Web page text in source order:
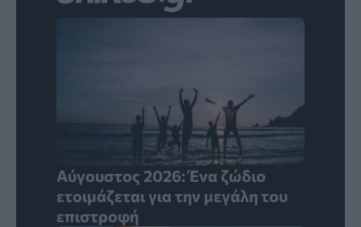
Αύγουστος 2026: Ένα ζώδιo
ετοιμάζεται για την μεγάλη του
επιστροφή